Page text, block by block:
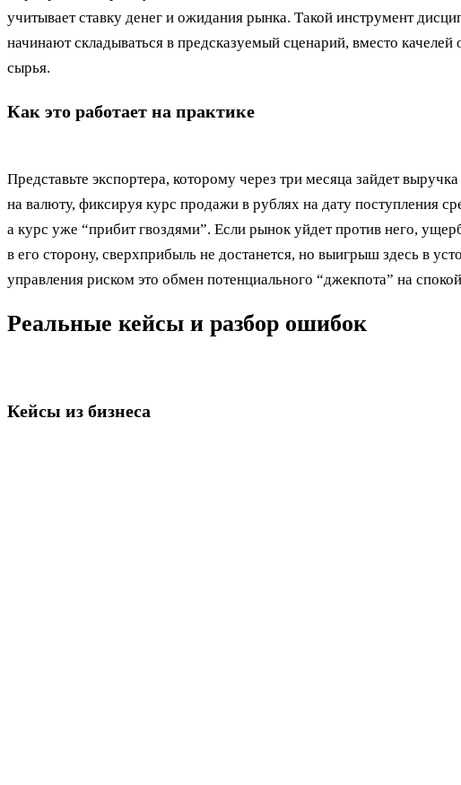
учитывает ставку денег и ожидания рынка. Такой инструмент
начинают складываться в предсказуемый сценарий, вместо
сырья.
Как это работает на практике
Представьте экспортера, которому через три месяца зайдет
на валюту, фиксируя курс продажи в рублях на дату поступления
а курс уже “прибит гвоздями”. Если рынок уйдет против него,
в его сторону, сверхприбыль не достанется, но выигрыш здесь в
управления риском это обмен потенциального “джекпота” на
Реальные кейсы и разбор ошибок
Кейсы из бизнеса